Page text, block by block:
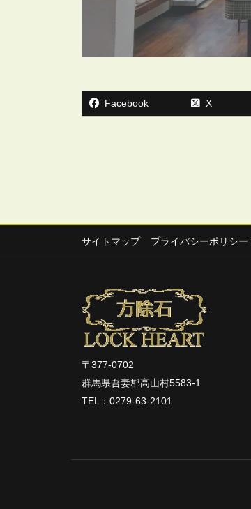
Facebook X
サイトマップ プライバシーポリシー
〒377-0702
群馬県吾妻郡高山村5583-1
TEL：0279-63-2101